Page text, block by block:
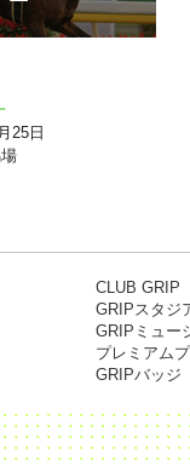
25日
CLUB GRIP
GRIPスタジ
GRIPミュー
プレミアム
GRIPバッジ